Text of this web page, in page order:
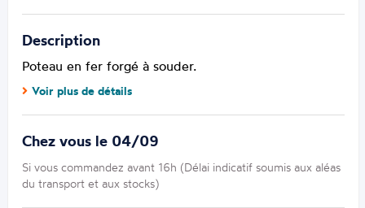
Description
Poteau en fer forgé à souder.
Voir plus de détails
Chez vous le 04/09
Si vous commandez avant 16h (Délai indicatif soumis aux aléas
du transport et aux stocks)